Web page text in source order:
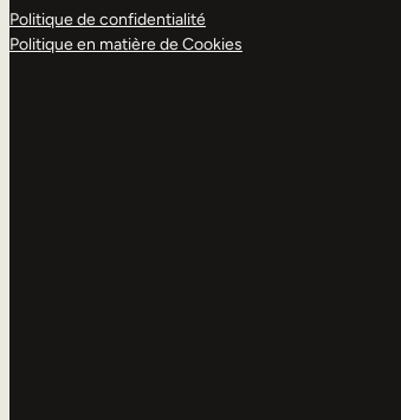
Politique de confidentialité
Politique en matière de Cookies